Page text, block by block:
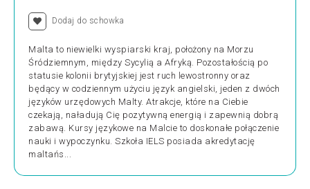
Dodaj do schowka
Malta to niewielki wyspiarski kraj, położony na Morzu
Śródziemnym, między Sycylią a Afryką. Pozostałością po
statusie kolonii brytyjskiej jest ruch lewostronny oraz
będący w codziennym użyciu język angielski, jeden z dwóch
języków urzędowych Malty. Atrakcje, które na Ciebie
czekają, naładują Cię pozytywną energią i zapewnią dobrą
zabawą. Kursy językowe na Malcie to doskonałe połączenie
nauki i wypoczynku. Szkoła IELS posiada akredytację
maltańs...